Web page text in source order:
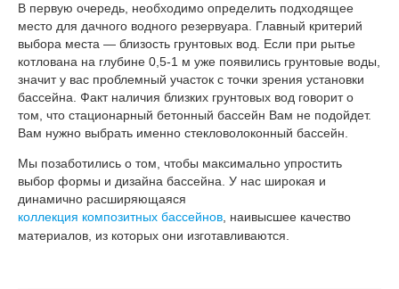
В первую очередь, необходимо определить подходящее
место для дачного водного резервуара. Главный критерий
выбора места — близость грунтовых вод. Если при рытье
котлована на глубине 0,5-1 м уже появились грунтовые воды,
значит у вас проблемный участок с точки зрения установки
бассейна. Факт наличия близких грунтовых вод говорит о
том, что стационарный бетонный бассейн Вам не подойдет.
Вам нужно выбрать именно стекловолоконный бассейн.
Мы позаботились о том, чтобы максимально упростить
выбор формы и дизайна бассейна. У нас широкая и
динамично расширяющаяся
коллекция композитных бассейнов , наивысшее качество
материалов, из которых они изготавливаются.